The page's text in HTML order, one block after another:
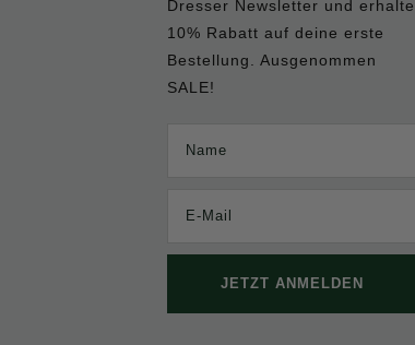
Dresser Newsletter und erhalte
10% Rabatt auf deine erste
Bestellung. Ausgenommen
SALE!
JETZT ANMELDEN